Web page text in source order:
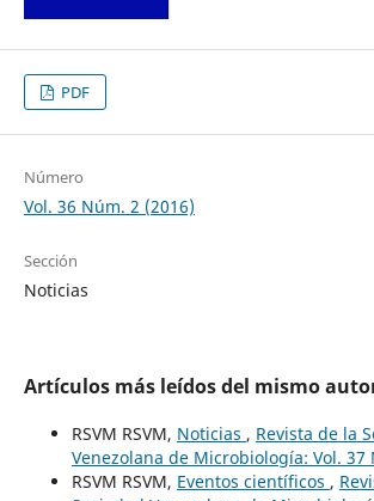
PDF
Número
Vol. 36 Núm. 2 (2016)
Sección
Noticias
Artículos más leídos del mismo
RSVM RSVM, Noticias , Revista de la
Venezolana de Microbiología: Vol. 37
RSVM RSVM, Eventos científicos ,